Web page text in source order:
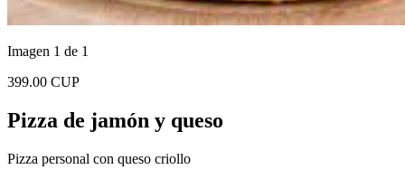
Imagen 1 de 1
399.00 CUP
Pizza de jamón y queso
Pizza personal con queso criollo